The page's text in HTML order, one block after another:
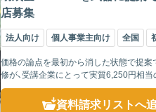
店募集
法人向け 個人事業主向け 全国
価格の論点を最初から消した状態で提
資料請求リストへ